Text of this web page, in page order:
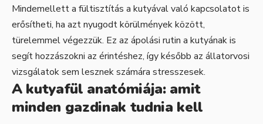
Mindemellett a fültisztítás a kutyával való kapcsolatot is
erősítheti, ha azt nyugodt körülmények között,
türelemmel végezzük. Ez az ápolási rutin a kutyának is
segít hozzászokni az érintéshez, így később az állatorvosi
vizsgálatok sem lesznek számára stresszesek.
A kutyafül anatómiája: amit
minden gazdinak tudnia kell